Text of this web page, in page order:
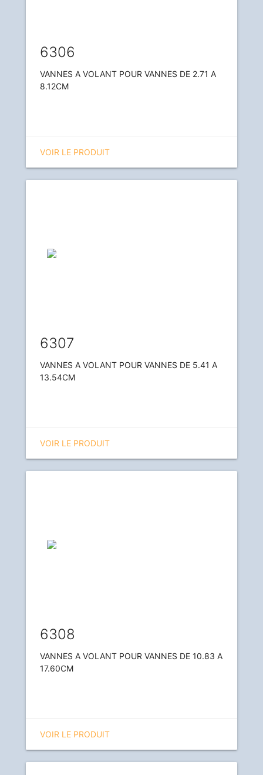
6306
VANNES A VOLANT POUR VANNES DE 2.71 A
8.12CM
VOIR LE PRODUIT
6307
VANNES A VOLANT POUR VANNES DE 5.41 A
13.54CM
VOIR LE PRODUIT
6308
VANNES A VOLANT POUR VANNES DE 10.83 A
17.60CM
VOIR LE PRODUIT